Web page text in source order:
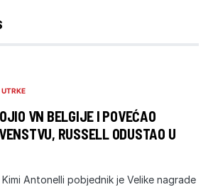
UTRKE
VN BELGIJE I POVEĆAO
RUSSELL ODUSTAO U
Antonelli pobjednik je Velike nagrade